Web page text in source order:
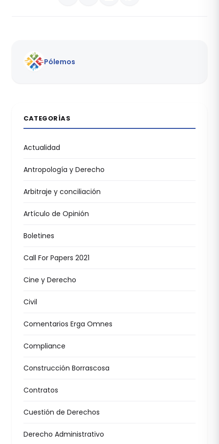
Pólemos
CATEGORÍAS
Actualidad
Antropología y Derecho
Arbitraje y conciliación
Artículo de Opinión
Boletines
Call For Papers 2021
Cine y Derecho
Civil
Comentarios Erga Omnes
Compliance
Construcción Borrascosa
Contratos
Cuestión de Derechos
Derecho Administrativo